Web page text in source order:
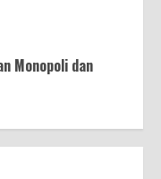
Monopoli dan